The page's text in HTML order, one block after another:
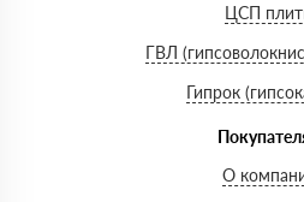
ЦСП
ГВЛ
Гипрок
О